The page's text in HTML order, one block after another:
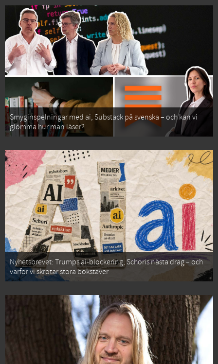
Smyginspelningar med ai, Substack på svenska – och kan vi
glömma hur man läser?
Nyhetsbrevet: Trumps ai-blockering, Schoris nästa drag – och
varför vi skrotar stora bokstäver